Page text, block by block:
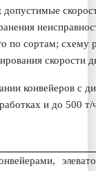
допустимые
по сортам; схему
скорости
конвейеров с
и до 500